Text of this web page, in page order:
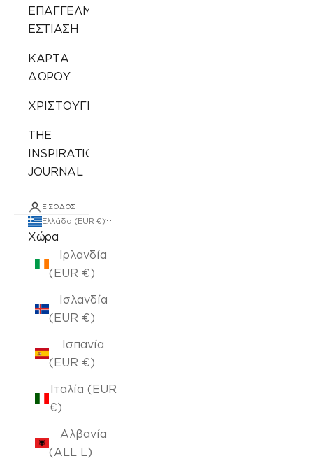
ΕΠΑΓΓΕΛΜΑΤΙΚΗ
ΕΣΤΙΑΣΗ
ΚΑΡΤΑ
ΔΩΡΟΥ
ΧΡΙΣΤΟΥΓΕΝΝΙΑΤΙΚΑ
THE
INSPIRATION
JOURNAL
ΕΊΣΟΔΟΣ
Ελλάδα (EUR €)
Χώρα
Ιρλανδία
(EUR €)
Ισλανδία
(EUR €)
Ισπανία
(EUR €)
Ιταλία (EUR
€)
Αλβανία
(ALL L)